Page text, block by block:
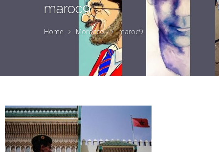
maroc9
Home Morocco maroc9